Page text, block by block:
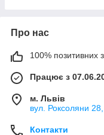
Про нас
100% позитивних з
Працює з
м. Львів
вул. Роксоляни 28,
Контакти